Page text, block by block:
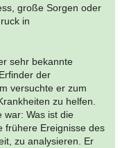
große Sorgen oder
in
sehr bekannte
der
versuchte er zum
zu helfen.
war: Was ist die
frühere Ereignisse des
zu analysieren. Er